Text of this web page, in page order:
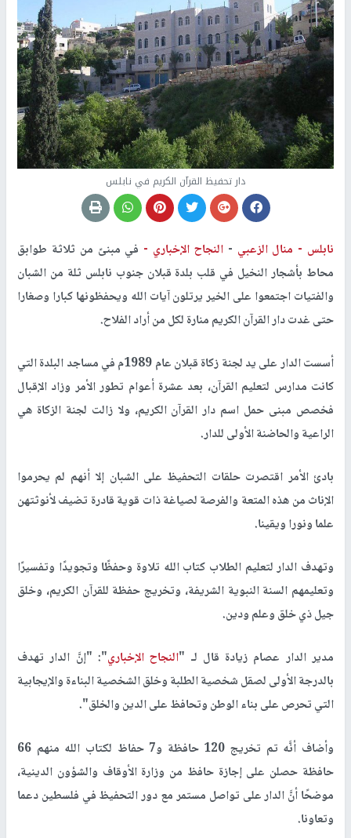
دار تحفيظ القرآن الكريم في نابلس
نابلس - منال الزعبي -النجاح الإخباري - في مبنىً من ثلاثة طوابق
محاط بأشجار النخيل في قلب بلدة قبلان جنوب نابلس ثلة من الشبان
والفتيات اجتمعوا على الخير يرتلون آيات الله ويحفظونها كبارا وصغارا
حتى غدت دار القرآن الكريم منارة لكل من أراد الفلاح.
أسست الدار على يد لجنة زكاة قبلان عام 1989م في مساجد البلدة التي
كانت مدارس لتعليم القرآن، بعد عشرة أعوام تطور الأمر وزاد الإقبال
فخصص مبنى حمل اسم دار القرآن الكريم، ولا زالت لجنة الزكاة هي
الراعية والحاضنة الأولى للدار.
بادئ الأمر اقتصرت حلقات التحفيظ على الشبان إلا أنهم لم يحرموا
الإناث من هذه المتعة والفرصة لصياغة ذات قوية قادرة تضيف لأنوثتهن
علما ونورا ويقينا.
وتهدف الدار لتعليم الطلاب كتاب الله تلاوة وحفظًا وتجويدًا وتفسيرًا
وتعليمهم السنة النبوية الشريفة، وتخريج حفظة للقرآن الكريم، وخلق
جيل ذي خلق وعلم ودين.
مدير الدار عصام زيادة قال لـ "النجاح الإخباري": "إنَّ الدار تهدف
بالدرجة الأولى لصقل شخصية الطلبة وخلق الشخصية البناءة والإيجابية
التي تحرص على بناء الوطن وتحافظ على الدين والخلق".
وأضاف أنَّه تم تخريج 120 حافظة و7 حفاظ لكتاب الله منهم 66
حافظة حصلن على إجازة حافظ من وزارة الأوقاف والشؤون الدينية،
موضحًا أنَّ الدار على تواصل مستمر مع دور التحفيظ في فلسطين دعما
وتعاونا.